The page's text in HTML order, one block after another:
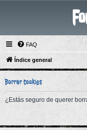
FAQ
Índice general
Borrar cookies
¿Estás seguro de querer